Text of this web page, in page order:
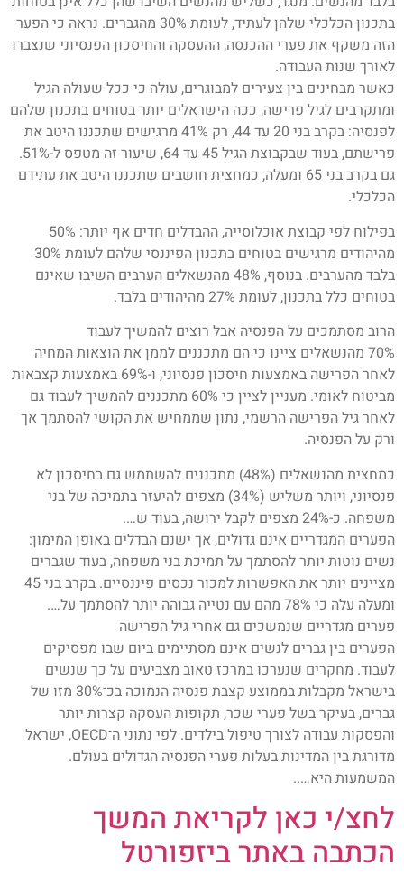
בתכנון הכלכלי שלהן לעתיד, לעומת 30% מהגברים. נראה כי הפער
הזה משקף את פערי ההכנסה, ההעסקה והחיסכון הפנסיוני שנצברו
לאורך שנות העבודה.
כאשר מבחינים בין צעירים למבוגרים, עולה כי ככל שעולה הגיל
ומתקרבים לגיל פרישה, ככה הישראלים יותר בטוחים בתכנון שלהם
לפנסיה: בקרב בני 20 עד 44, רק 41% מרגישים שתכננו היטב את
פרישתם, בעוד שבקבוצת הגיל 45 עד 64, שיעור זה מטפס ל-51%.
גם בקרב בני 65 ומעלה, כמחצית חושבים שתכננו היטב את עתידם
הכלכלי.
בפילוח לפי קבוצת אוכלוסייה, ההבדלים חדים אף יותר: 50%
מהיהודים מרגישים בטוחים בתכנון הפיננסי שלהם לעומת 30%
בלבד מהערבים. בנוסף, 48% מהנשאלים הערבים השיבו שאינם
בטוחים כלל בתכנון, לעומת 27% מהיהודים בלבד.
הרוב מסתמכים על הפנסיה אבל רוצים להמשיך לעבוד
70% מהנשאלים ציינו כי הם מתכננים לממן את הוצאות המחיה
לאחר הפרישה באמצעות חיסכון פנסיוני, ו-69% באמצעות קצבאות
מביטוח לאומי. מעניין לציין כי 60% מתכננים להמשיך לעבוד גם
לאחר גיל הפרישה הרשמי, נתון שממחיש את הקושי להסתמך אך
ורק על הפנסיה.
כמחצית מהנשאלים (48%) מתכננים להשתמש גם בחיסכון לא
פנסיוני, ויותר משליש (34%) מצפים להיעזר בתמיכה של בני
משפחה. כ-24% מצפים לקבל ירושה, בעוד ש….
הפערים המגדריים אינם גדולים, אך ישנם הבדלים באופן המימון:
נשים נוטות יותר להסתמך על תמיכת בני משפחה, בעוד שגברים
מציינים יותר את האפשרות למכור נכסים פיננסיים. בקרב בני 45
ומעלה עלה כי 78% מהם עם נטייה גבוהה יותר להסתמך על….
פערים מגדריים שנמשכים גם אחרי גיל הפרישה
הפערים בין גברים לנשים אינם מסתיימים ביום שבו מפסיקים
לעבוד. מחקרים שנערכו במרכז טאוב מצביעים על כך שנשים
בישראל מקבלות בממוצע קצבת פנסיה הנמוכה בכ־30% מזו של
גברים, בעיקר בשל פערי שכר, תקופות העסקה קצרות יותר
והפסקות עבודה לצורך טיפול בילדים. לפי נתוני ה־OECD, ישראל
מדורגת בין המדינות בעלות פערי הפנסיה הגדולים בעולם.
המשמעות היא…..
לחצ/י כאן לקריאת המשך
הכתבה באתר ביזפורטל